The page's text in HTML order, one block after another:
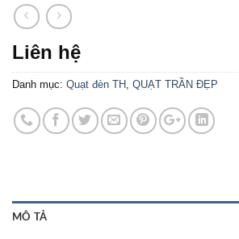
Liên hệ
Danh mục: Quạt đèn TH , QUẠT TRẦN ĐẸP
MÔ TẢ